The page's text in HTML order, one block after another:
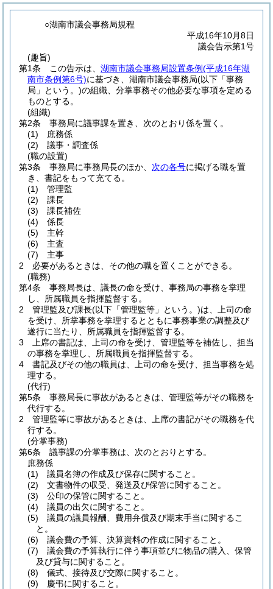
○湖南市議会事務局規程
平成16年10月8日
議会告示第1号
(趣旨)
第1条
この告示は、 湖南市議会事務局設置条例(平成16年湖
南市条例第6号)に基づき、湖南市議会事務局(以下「事務
局」という。)の組織、分掌事務その他必要な事項を定める
ものとする。
(組織)
第2条
事務局に議事課を置き、次のとおり係を置く。
(1)
庶務係
(2)
議事・調査係
(職の設置)
第3条
事務局に事務局長のほか、 次の各号に掲げる職を置
き、書記をもって充てる。
(1)
管理監
(2)
課長
(3)
課長補佐
(4)
係長
(5)
主幹
(6)
主査
(7)
主事
2
必要があるときは、その他の職を置くことができる。
(職務)
第4条
事務局長は、議長の命を受け、事務局の事務を掌理
し、所属職員を指揮監督する。
2
管理監及び課長(以下「管理監等」という。)は、上司の命
を受け、所掌事務を掌理するとともに事務事業の調整及び
遂行に当たり、所属職員を指揮監督する。
3
上席の書記は、上司の命を受け、管理監等を補佐し、担当
の事務を掌理し、所属職員を指揮監督する。
4
書記及びその他の職員は、上司の命を受け、担当事務を処
理する。
(代行)
第5条
事務局長に事故があるときは、管理監等がその職務を
代行する。
2
管理監等に事故があるときは、上席の書記がその職務を代
行する。
(分掌事務)
第6条
議事課の分掌事務は、次のとおりとする。
庶務係
(1) 議員名簿の作成及び保存に関すること。
(2) 文書物件の収受、発送及び保管に関すること。
(3) 公印の保管に関すること。
(4) 議員の出欠に関すること。
(5) 議員の議員報酬、費用弁償及び期末手当に関するこ
と。
(6) 議会費の予算、決算資料の作成に関すること。
(7) 議会費の予算執行に伴う事項並びに物品の購入、保管
及び貸与に関すること。
(8) 儀式、接待及び交際に関すること。
(9) 慶弔に関すること。